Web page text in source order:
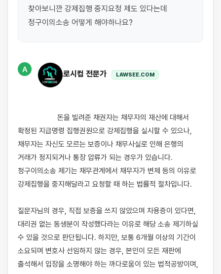
찾아보니깐 강제집행 중지요청 제도 있다는데
청구이의소송 어떻게 해야하나요?
A
로시컴 전문가 LAWSEE.COM
확정된 지급명령 집행권원으로 강제집행을 실시할 수 있으나,
채무자는 자신도 모르는 보증이나 채무사실로 인해 은행의
거래가 정지되거나 통장 압류가 되는 경우가 있습니다.
청구이의소송 제기는 채무관계에서 채무자가 변제 등의 이유로
강제집행을 중지해달라고 요청할 때 하는 법률적 절차입니다.
질문자님의 경우, 직접 보증을 쓰지 않았으며 차용증이 있다면,
대리권 없는 동생분이 작성했다라는 이유로 해당 소송 제기하실
수 있을 것으로 판단됩니다. 하지만, 보통 6개월 이상의 기간이
소요되며 변호사 선임하지 않는 경우, 본인이 모든 재판에
출석해서 입장을 소명해야 하는 까다로움이 있는 법적공방이며,